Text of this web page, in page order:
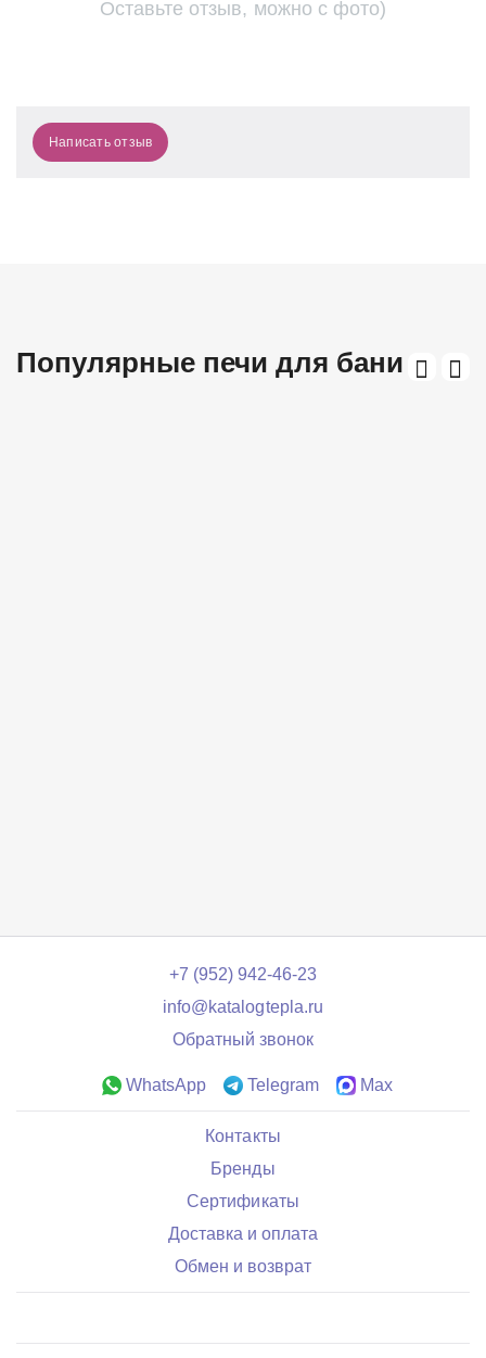
Оставьте отзыв, можно с фото)
Написать отзыв
Популярные печи для бани
+7 (952) 942-46-23
info@katalogtepla.ru
Обратный звонок
WhatsApp Telegram Max
Контакты
Бренды
Сертификаты
Доставка и оплата
Обмен и возврат